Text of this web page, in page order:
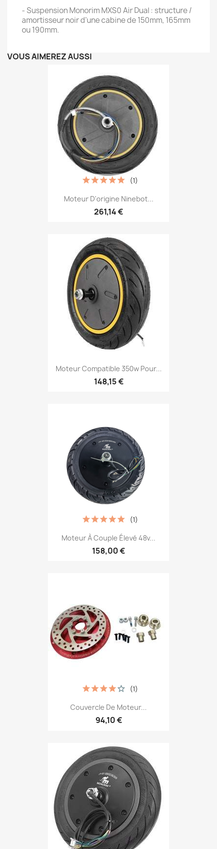
- Suspension Monorim MXS0 Air Dual : structure /
amortisseur noir d'une cabine de 150mm, 165mm
ou 190mm.
VOUS AIMEREZ AUSSI
Moteur D'origine Ninebot...
261,14 €
(1)
Moteur Compatible 350w Pour...
148,15 €
Moteur À Couple Élevé 48v...
158,00 €
(1)
Couvercle De Moteur...
94,10 €
(1)